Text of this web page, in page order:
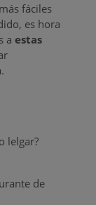
fáciles
es hora
a estas
lelgar?
de